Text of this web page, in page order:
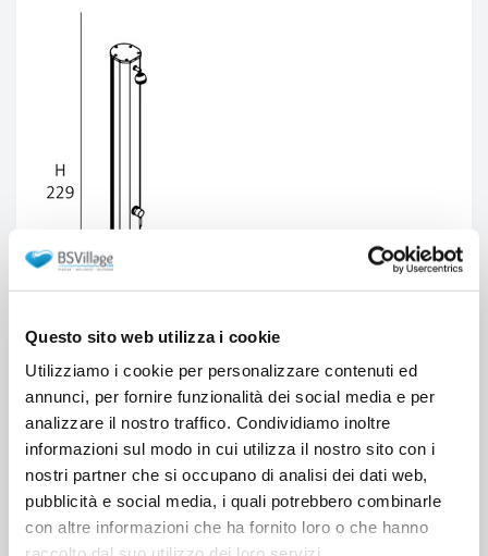
Questo sito web utilizza i cookie
Utilizziamo i cookie per personalizzare contenuti ed
annunci, per fornire funzionalità dei social media e per
analizzare il nostro traffico. Condividiamo inoltre
informazioni sul modo in cui utilizza il nostro sito con i
nostri partner che si occupano di analisi dei dati web,
pubblicità e social media, i quali potrebbero combinarle
con altre informazioni che ha fornito loro o che hanno
La doccia solare BIG JOLLY con
miscelatore e lavapiedi